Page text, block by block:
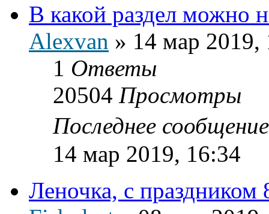
В какой раздел можно
Alexvan » 14 мар 2019,
1 Ответы
20504 Просмотры
Последнее
14 мар 2019, 16:34
Леночка, с праздником